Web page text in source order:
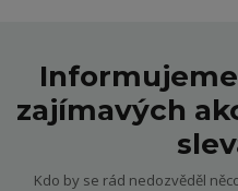
zajímavých
Kdo by se rád nedozvěděl